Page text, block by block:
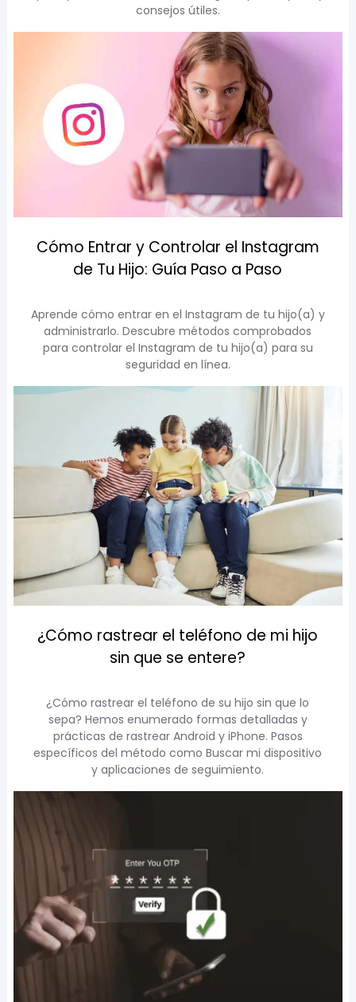
consejos útiles.
Cómo Entrar y Controlar el Instagram
de Tu Hijo: Guía Paso a Paso
Aprende cómo entrar en el Instagram de tu hijo(a) y
administrarlo. Descubre métodos comprobados
para controlar el Instagram de tu hijo(a) para su
seguridad en línea.
¿Cómo rastrear el teléfono de mi hijo
sin que se entere?
¿Cómo rastrear el teléfono de su hijo sin que lo
sepa? Hemos enumerado formas detalladas y
prácticas de rastrear Android y iPhone. Pasos
específicos del método como Buscar mi dispositivo
y aplicaciones de seguimiento.